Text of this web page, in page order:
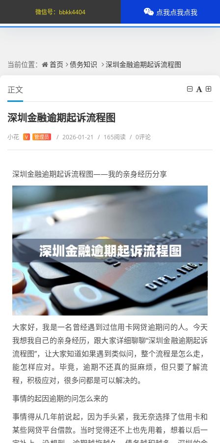
当前位置： 首页 债务知识 深圳金融逾期起诉流程图
正文
深圳金融逾期起诉流程图
小花 V 管理员 / 2026-01-21 / 165阅读 / 0评论
深圳金融逾期起诉流程图——我的亲身经历分享
大家好，我是一名曾经遇到过信用卡网贷逾期问的人。今天
我想我自己的亲身经历，跟大家详细聊聊“深圳金融逾期起诉
流程图”，让大家知道如果遇到类似问，整个流程是怎么走，
能怎样应对。毕竟，逾期不还真的挺麻烦，但只要了解流
程，积极应对，很多问都是可以解决的。
事情的起因逾期的问怎么来的
事情得从几年前说起，因为手头紧，我无奈选择了信用卡和
某些网贷平台借款。当时觉得还不上也先用着，想着以后一
微信号： bbkk4404 点我点我点我